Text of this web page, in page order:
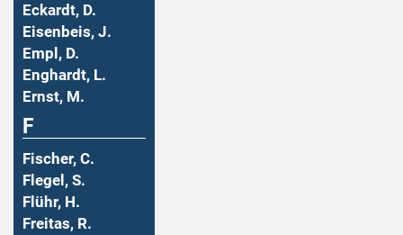
Eckardt, D.
Eisenbeis, J.
Empl, D.
Enghardt, L.
Ernst, M.
F
Fischer, C.
Flegel, S.
Flühr, H.
Freitas, R.